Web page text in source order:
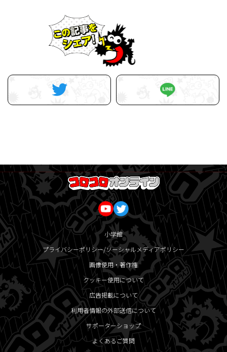
小学館
プライバシーポリシー/ソーシャルメディアポリシー
画像使用・著作権
クッキー使用について
広告掲載について
利用者情報の外部送信について
サポーターショップ
よくあるご質問